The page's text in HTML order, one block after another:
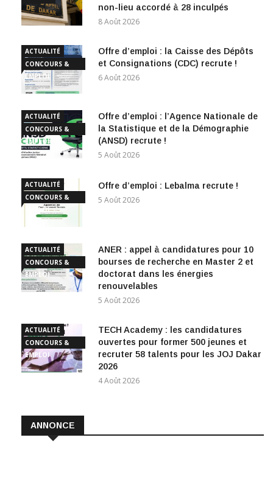
non-lieu accordé à 28 inculpés
8 Août 2026
ACTUALITÉ
CONCOURS &
EMPLOI
Offre d’emploi : la Caisse des Dépôts
et Consignations (CDC) recrute !
6 Août 2026
ACTUALITÉ
CONCOURS &
EMPLOI
Offre d’emploi : l’Agence Nationale de
la Statistique et de la Démographie
(ANSD) recrute !
5 Août 2026
ACTUALITÉ
CONCOURS &
EMPLOI
Offre d’emploi : Lebalma recrute !
5 Août 2026
ACTUALITÉ
CONCOURS &
EMPLOI
ANER : appel à candidatures pour 10
bourses de recherche en Master 2 et
doctorat dans les énergies
renouvelables
5 Août 2026
ACTUALITÉ
CONCOURS &
EMPLOI
TECH Academy : les candidatures
ouvertes pour former 500 jeunes et
recruter 58 talents pour les JOJ Dakar
2026
4 Août 2026
ANNONCE